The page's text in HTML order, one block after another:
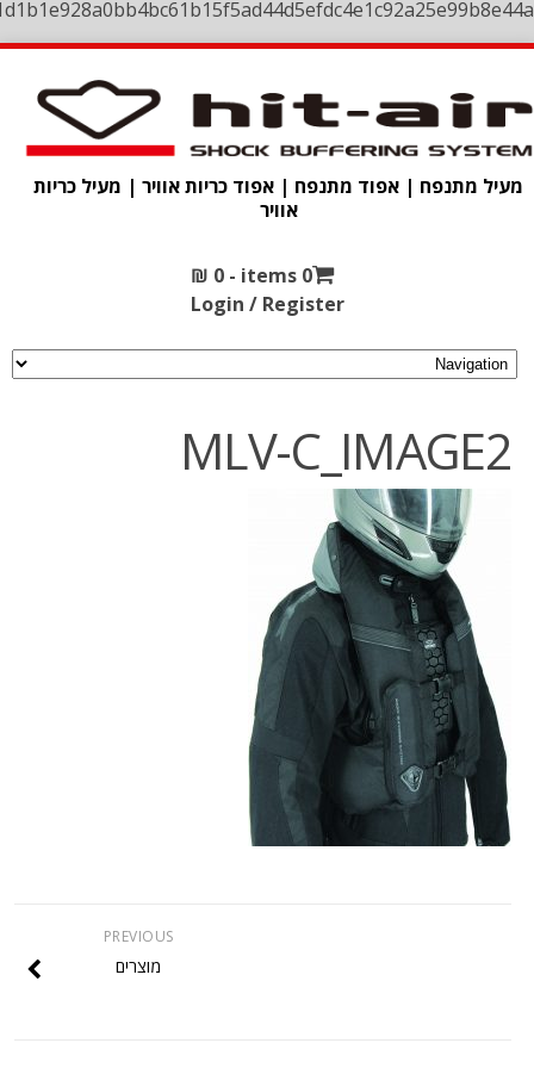
מעיל מתנפח | אפוד מתנפח | אפוד כריות אוויר | מעיל כריות
אוויר
0 items -
₪ 0
Login / Register
MLV-C_IMAGE2
PREVIOUS
מוצרים